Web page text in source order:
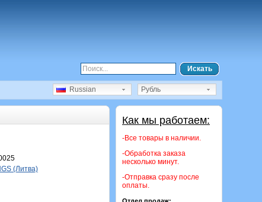
Искать
Рубль
Russian
Как мы работаем:
-Все товары в наличии.
-Обработка заказа
несколько минут.
-Отправка сразу после
оплаты.
(Литва)